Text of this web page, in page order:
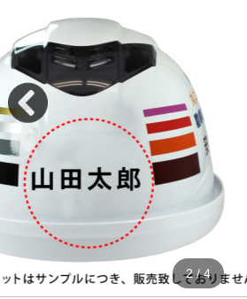
2/4